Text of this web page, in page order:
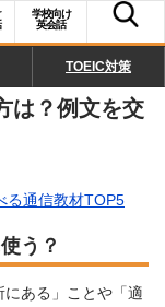
学校向け
英会話
TOEIC対策
は？例文を交
る通信教材TOP5
う？
ある」ことや「適